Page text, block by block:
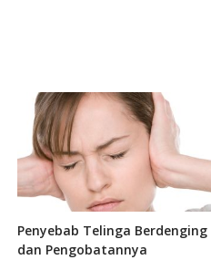
Penyebab Telinga Berdenging
dan Pengobatannya